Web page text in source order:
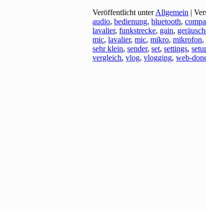
Veröffentlicht unter Allgemein |
audio,bedienung,bluetooth,
lavalier,funkstrecke, gain,
mic,lavalier,mic,mikro,mikrofon,
sehr klein,sender,set,settings,
vergleich,vlog,vlogging,web-